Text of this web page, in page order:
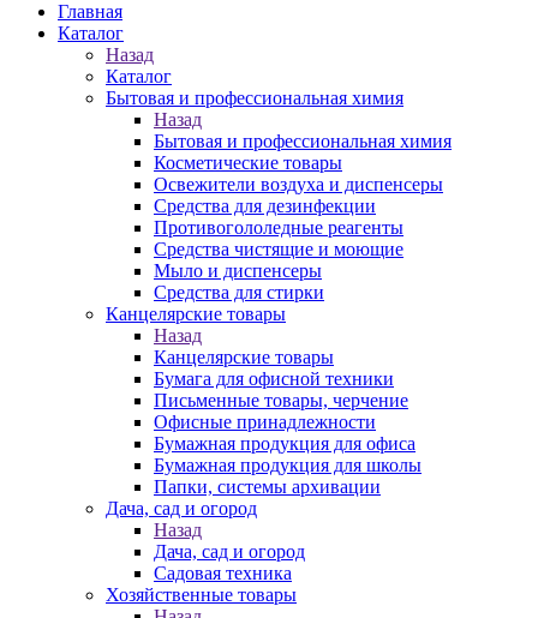
Главная
Каталог
Назад
Каталог
Бытовая и профессиональная химия
Назад
Бытовая и профессиональная химия
Косметические товары
Освежители воздуха и диспенсеры
Средства для дезинфекции
Противогололедные реагенты
Средства чистящие и моющие
Мыло и диспенсеры
Средства для стирки
Канцелярские товары
Назад
Канцелярские товары
Бумага для офисной техники
Письменные товары, черчение
Офисные принадлежности
Бумажная продукция для офиса
Бумажная продукция для школы
Папки, системы архивации
Дача, сад и огород
Назад
Дача, сад и огород
Садовая техника
Хозяйственные товары